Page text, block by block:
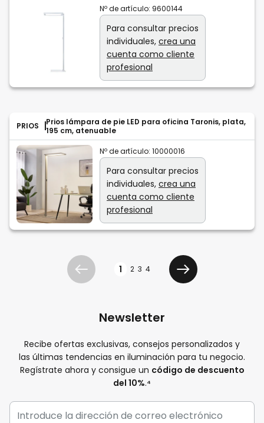
Nº de artículo: 9600144
Para consultar precios
individuales, crea una
cuenta como cliente
profesional
PRIOS
Prios lámpara de pie LED para oficina Taronis, plata,
195 cm, atenuable
Nº de artículo: 10000016
Para consultar precios
individuales, crea una
cuenta como cliente
profesional
Anterior 1 2 3 4
Siguiente
Newsletter
Recibe ofertas exclusivas, consejos personalizados y
las últimas tendencias en iluminación para tu negocio.
Regístrate ahora y consigue un código de descuento
del 10%.⁴